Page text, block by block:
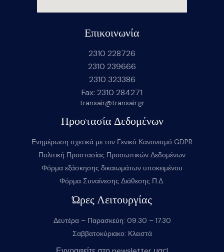
Επικοινωνία
2310 228726
2310 239666
2310 323386
Fax: 2310 284271
transair@transair.gr
Προστασία Δεδομένων
Ενημέρωση σχετικά με τον Γενικό Κανονισμό GDPR
Πολιτική Προστασίας Προσωπικών Δεδομένων
Φόρμα εξάσκησης δικαιωμάτων υποκειμένου
Φόρμα Συναίνεσης Διάθεσης Π.Δ.
Ώρες Λειτουργίας
Δευτέρα – Παρασκεύη: 09.30 – 17.30
Σαββατοκύριακο: Κλειστά